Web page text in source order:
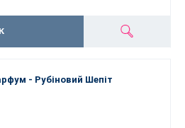
- Рубіновий Шепіт